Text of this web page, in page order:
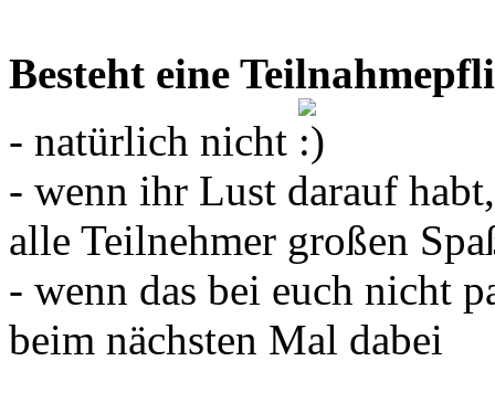
Besteht eine
- natürlich nicht
- wenn ihr Lust darauf
alle Teilnehmer großen
- wenn das bei euch nicht
beim nächsten Mal dabei